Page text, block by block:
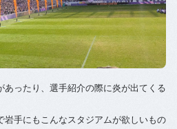
あったり、選手紹介の際に炎が出てくる
岩手にもこんなスタジアムが欲しいもの